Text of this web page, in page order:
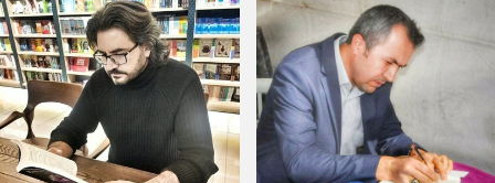
KONUĞUMUZ: ÖMÜR
GÜRBÜZ
KONUĞUMUZ: KAZIM
ÇANDIR
RÖPORTAJ
BİR DÜNYA KÖŞESi